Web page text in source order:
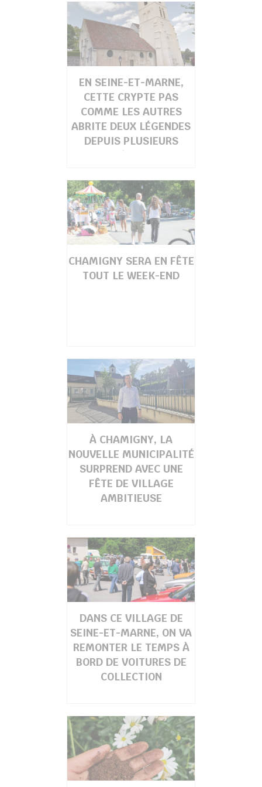
EN SEINE-ET-MARNE,
CETTE CRYPTE PAS
COMME LES AUTRES
ABRITE DEUX LÉGENDES
DEPUIS PLUSIEURS
CHAMIGNY SERA EN FÊTE
TOUT LE WEEK-END
À CHAMIGNY, LA
NOUVELLE MUNICIPALITÉ
SURPREND AVEC UNE
FÊTE DE VILLAGE
AMBITIEUSE
DANS CE VILLAGE DE
SEINE-ET-MARNE, ON VA
REMONTER LE TEMPS À
BORD DE VOITURES DE
COLLECTION